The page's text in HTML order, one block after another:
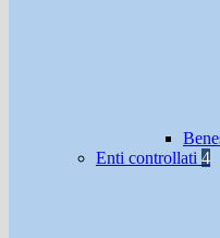
Enti controllati 4